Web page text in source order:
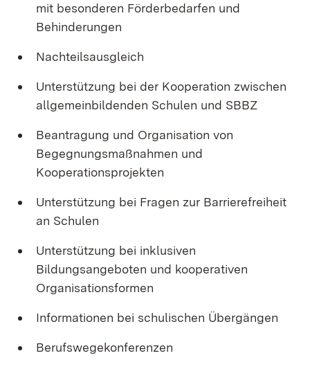
mit besonderen Förderbedarfen und
Behinderungen
Nachteilsausgleich
Unterstützung bei der Kooperation zwischen
allgemeinbildenden Schulen und SBBZ
Beantragung und Organisation von
Begegnungsmaßnahmen und
Kooperationsprojekten
Unterstützung bei Fragen zur Barrierefreiheit
an Schulen
Unterstützung bei inklusiven
Bildungsangeboten und kooperativen
Organisationsformen
Informationen bei schulischen Übergängen
Berufswegekonferenzen